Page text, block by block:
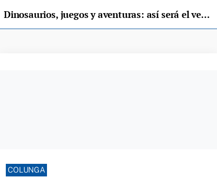
Dinosaurios, juegos y aventuras: así será el verano en el MUJA
COLUNGA